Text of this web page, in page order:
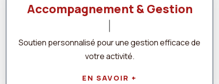
Accompagnement & Gestion
Soutien personnalisé pour une gestion efficace de
votre activité.
EN SAVOIR +